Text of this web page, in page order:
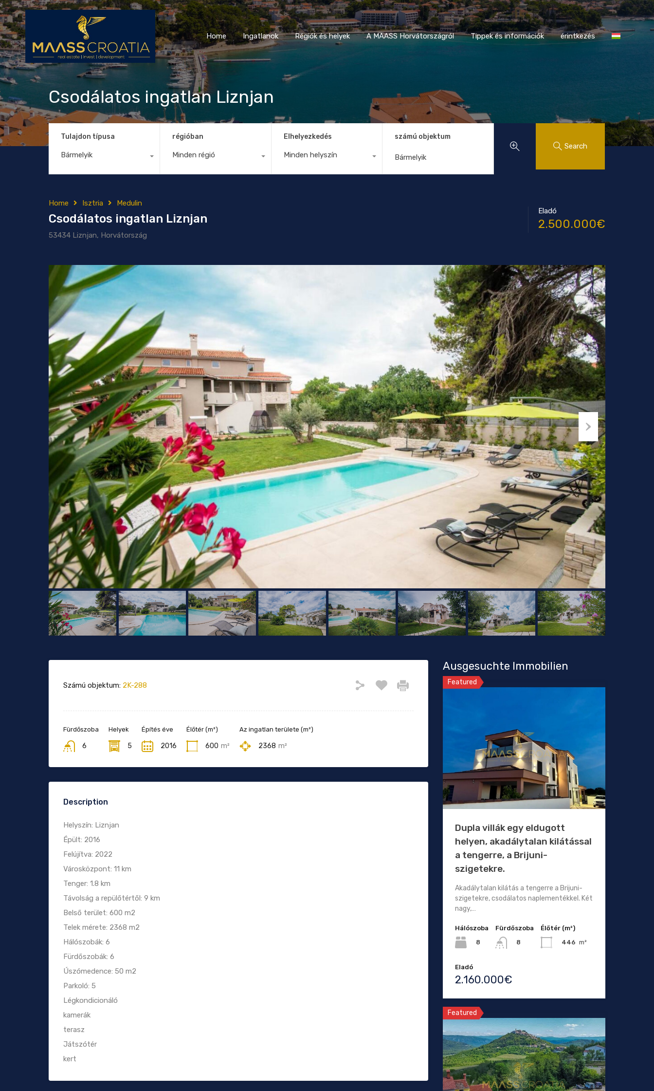
Home Ingatlanok Régiók és helyek A MAASS Horvátországról Tippek és információk érintkezés
Home Ingatlanok Régiók és helyek A MAASS Horvátországról Tippek és információk érintkezés
Csodálatos ingatlan Liznjan
Tulajdon típusa
Bármelyik
régióban
Minden régió
Elhelyezkedés
Minden helyszín
számú objektum
Search
Home Isztria Medulin
Csodálatos ingatlan Liznjan
53434 Liznjan, Horvátország
Eladó
2.500.000€
Számú objektum: 2K-288
Fürdőszoba
6
Helyek
5
Építés éve
2016
Élőtér (m²)
600 m²
Az ingatlan területe (m²)
2368 m²
Description
Helyszín: Liznjan
Épült: 2016
Felújítva: 2022
Városközpont: 11 km
Tenger: 1.8 km
Távolság a repülőtértől: 9 km
Belső terület: 600 m2
Telek mérete: 2368 m2
Hálószobák: 6
Fürdőszobák: 6
Úszómedence: 50 m2
Parkoló: 5
Légkondicionáló
kamerák
terasz
Játszótér
kert
Ausgesuchte Immobilien
Featured
Dupla villák egy eldugott
helyen, akadálytalan kilátással
a tengerre, a Brijuni-
szigetekre.
Akadálytalan kilátás a tengerre a Brijuni-
szigetekre, csodálatos naplementékkel. Két
nagy,…
Hálószoba
8
Fürdőszoba
8
Élőtér (m²)
446 m²
Eladó
2.160.000€
Featured